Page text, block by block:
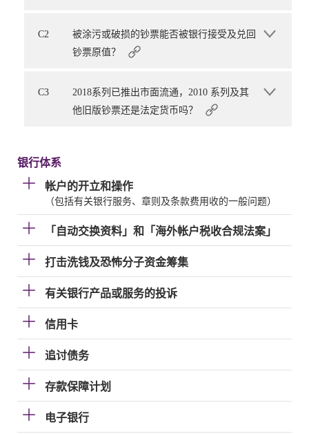
C2
被涂污或破损的钞票能否被银行接受及兑回
钞票原值？
C3
2018系列已推出市面流通，2010 系列及其
他旧版钞票还是法定货币吗？
银行体系
帐户的开立和操作
（包括有关银行服务、章则及条款费用收的一般问题）
「自动交换资料」和「海外帐户税收合规法案」
打击洗钱及恐怖分子资金筹集
有关银行产品或服务的投诉
信用卡
追讨债务
存款保障计划
电子银行